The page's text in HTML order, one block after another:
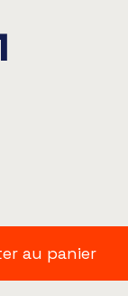
au panier